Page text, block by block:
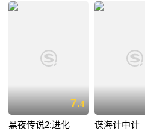
7.4
黑夜传说2:进化 谍海计中计